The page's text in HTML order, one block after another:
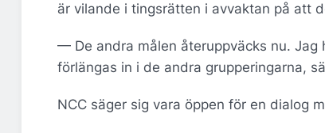
är vilande i tingsrätten i avvaktan på att
— De andra målen återuppväcks nu.
förlängas in i de andra grupperingarna,
NCC säger sig vara öppen för en dialog